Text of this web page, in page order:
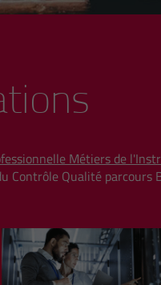
Métiers de
Contrôle Qualité parcours